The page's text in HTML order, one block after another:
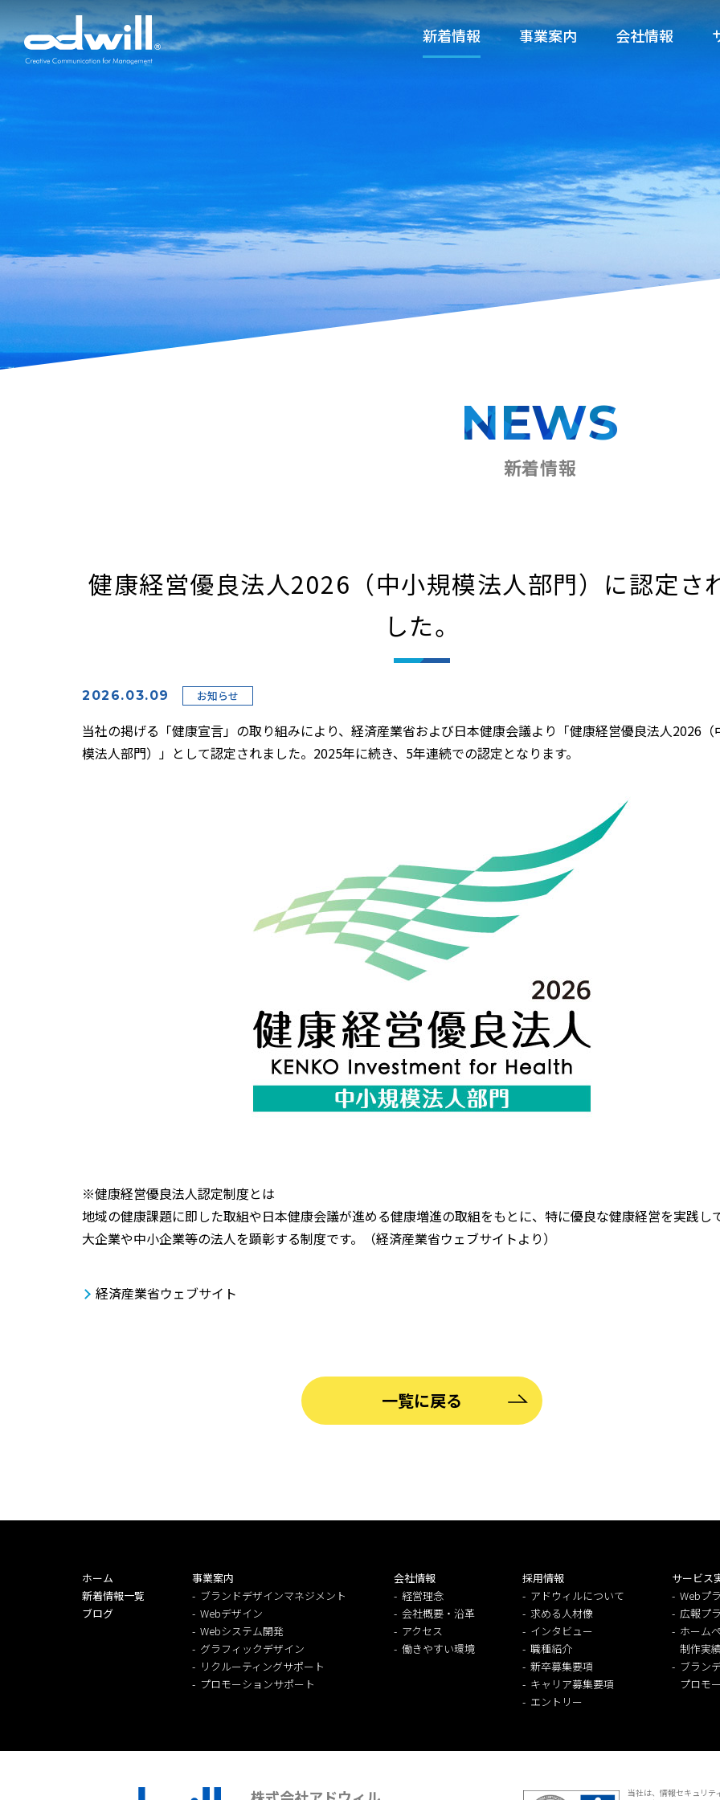
新着情報 事業案内 会社情報
NEWS
新着情報
健康経営優良法人2026（中小規模法人部門）に認定さ
した。
2026.03.09 お知らせ
当社の掲げる「健康宣言」の取り組みにより、経済産業省および日本健康会議より「健康経営優良法人2026（
模法人部門）」として認定されました。2025年に続き、5年連続での認定となります。
※健康経営優良法人認定制度とは
地域の健康課題に即した取組や日本健康会議が進める健康増進の取組をもとに、特に優良な健康経営を実践し
大企業や中小企業等の法人を顕彰する制度です。（経済産業省ウェブサイトより）
経済産業省ウェブサイト
一覧に戻る
ホーム
新着情報一覧
ブログ
事業案内
ブランドデザインマネジメント
Webデザイン
Webシステム開発
グラフィックデザイン
リクルーティングサポート
プロモーションサポート
会社情報
経営理念
会社概要・沿革
アクセス
働きやすい環境
採用情報
アドウィルについて
求める人材像
インタビュー
職種紹介
新卒募集要項
キャリア募集要項
エントリー
サービス
Webプ
広報プ
ホーム
制作実
ブラン
プロモ
当社は、情報セキュリテ